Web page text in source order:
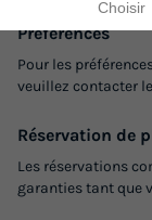
Préférences
Pour les
veuillez contacter
Réservation de
Les réservations
garanties tant que